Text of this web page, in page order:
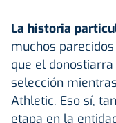
La historia
muchos
que el
selección
Athletic. Eso sí,
etapa en la